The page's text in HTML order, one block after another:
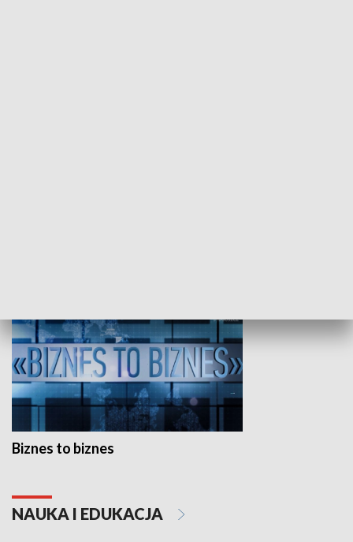
Biznes to biznes
NAUKA I EDUKACJA